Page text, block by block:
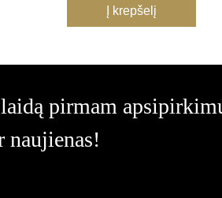
Į krepšelį
product
has
may
be
pirmam
naujienas!